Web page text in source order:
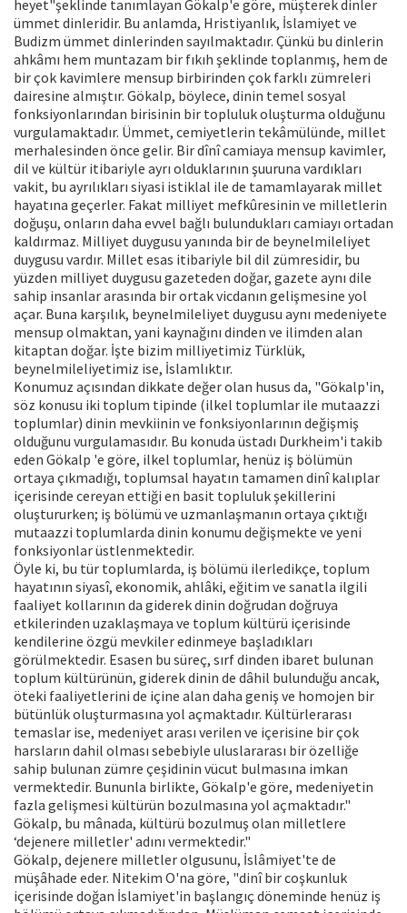
heyet"şeklinde tanımlayan Gökalp'e göre, müşterek dinler
ümmet dinleridir. Bu anlamda, Hristiyanlık, İslamiyet ve
Budizm ümmet dinlerinden sayılmaktadır. Çünkü bu dinlerin
ahkâmı hem muntazam bir fıkıh şeklinde toplanmış, hem de
bir çok kavimlere mensup birbirinden çok farklı zümreleri
dairesine almıştır. Gökalp, böylece, dinin temel sosyal
fonksiyonlarından birisinin bir topluluk oluşturma olduğunu
vurgulamaktadır. Ümmet, cemiyetlerin tekâmülünde, millet
merhalesinden önce gelir. Bir dînî camiaya mensup kavimler,
dil ve kültür itibariyle ayrı olduklarının şuuruna vardıkları
vakit, bu ayrılıkları siyasi istiklal ile de tamamlayarak millet
hayatına geçerler. Fakat milliyet mefkûresinin ve milletlerin
doğuşu, onların daha evvel bağlı bulundukları camiayı ortadan
kaldırmaz. Milliyet duygusu yanında bir de beynelmileliyet
duygusu vardır. Millet esas itibariyle bil dil zümresidir, bu
yüzden milliyet duygusu gazeteden doğar, gazete aynı dile
sahip insanlar arasında bir ortak vicdanın gelişmesine yol
açar. Buna karşılık, beynelmileliyet duygusu aynı medeniyete
mensup olmaktan, yani kaynağını dinden ve ilimden alan
kitaptan doğar. İşte bizim milliyetimiz Türklük,
beynelmileliyetimiz ise, İslamlıktır.
Konumuz açısından dikkate değer olan husus da, "Gökalp'in,
söz konusu iki toplum tipinde (ilkel toplumlar ile mutaazzi
toplumlar) dinin mevkiinin ve fonksiyonlarının değişmiş
olduğunu vurgulamasıdır. Bu konuda üstadı Durkheim'i takib
eden Gökalp 'e göre, ilkel toplumlar, henüz iş bölümün
ortaya çıkmadığı, toplumsal hayatın tamamen dinî kalıplar
içerisinde cereyan ettiği en basit topluluk şekillerini
oluştururken; iş bölümü ve uzmanlaşmanın ortaya çıktığı
mutaazzi toplumlarda dinin konumu değişmekte ve yeni
fonksiyonlar üstlenmektedir.
Öyle ki, bu tür toplumlarda, iş bölümü ilerledikçe, toplum
hayatının siyasî, ekonomik, ahlâki, eğitim ve sanatla ilgili
faaliyet kollarının da giderek dinin doğrudan doğruya
etkilerinden uzaklaşmaya ve toplum kültürü içerisinde
kendilerine özgü mevkiler edinmeye başladıkları
görülmektedir. Esasen bu süreç, sırf dinden ibaret bulunan
toplum kültürünün, giderek dinin de dâhil bulunduğu ancak,
öteki faaliyetlerini de içine alan daha geniş ve homojen bir
bütünlük oluşturmasına yol açmaktadır. Kültürlerarası
temaslar ise, medeniyet arası verilen ve içerisine bir çok
harsların dahil olması sebebiyle uluslararası bir özelliğe
sahip bulunan zümre çeşidinin vücut bulmasına imkan
vermektedir. Bununla birlikte, Gökalp'e göre, medeniyetin
fazla gelişmesi kültürün bozulmasına yol açmaktadır."
Gökalp, bu mânada, kültürü bozulmuş olan milletlere
‘dejenere milletler' adını vermektedir."
Gökalp, dejenere milletler olgusunu, İslâmiyet'te de
müşâhade eder. Nitekim O'na göre, "dinî bir coşkunluk
içerisinde doğan İslamiyet'in başlangıç döneminde henüz iş